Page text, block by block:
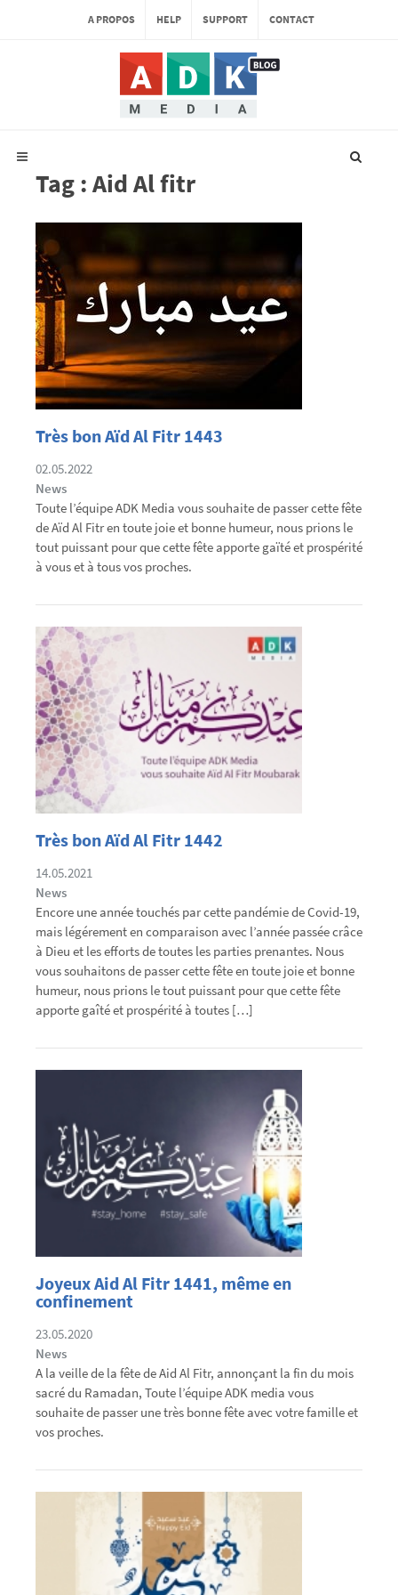
A PROPOS HELP SUPPORT CONTACT
Tag : Aid Al fitr
Très bon Aïd Al Fitr 1443
02.05.2022
News
Toute l’équipe ADK Media vous souhaite de passer cette fête
de Aïd Al Fitr en toute joie et bonne humeur, nous prions le
tout puissant pour que cette fête apporte gaïté et prospérité
à vous et à tous vos proches.
Très bon Aïd Al Fitr 1442
14.05.2021
News
Encore une année touchés par cette pandémie de Covid-19,
mais légérement en comparaison avec l’année passée crâce
à Dieu et les efforts de toutes les parties prenantes. Nous
vous souhaitons de passer cette fête en toute joie et bonne
humeur, nous prions le tout puissant pour que cette fête
apporte gaîté et prospérité à toutes […]
Joyeux Aid Al Fitr 1441, même en
confinement
23.05.2020
News
A la veille de la fête de Aid Al Fitr, annonçant la fin du mois
sacré du Ramadan, Toute l’équipe ADK media vous
souhaite de passer une très bonne fête avec votre famille et
vos proches.